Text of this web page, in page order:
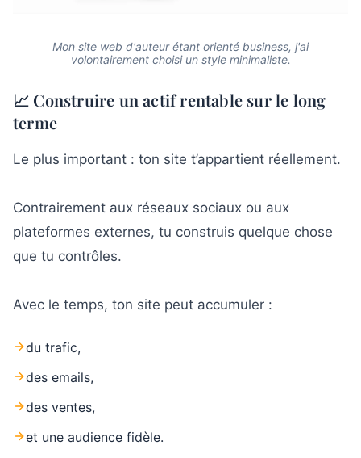
Mon site web d'auteur étant orienté business, j'ai
volontairement choisi un style minimaliste.
📈 Construire un actif rentable sur le long
terme
Le plus important : ton site t’appartient réellement.
Contrairement aux réseaux sociaux ou aux
plateformes externes, tu construis quelque chose
que tu contrôles.
Avec le temps, ton site peut accumuler :
du trafic,
des emails,
des ventes,
et une audience fidèle.